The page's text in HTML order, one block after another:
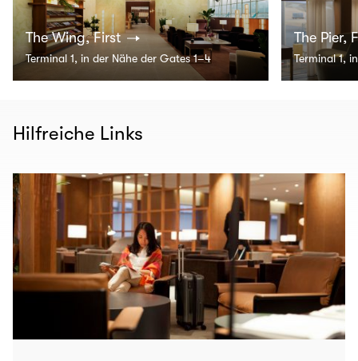
The Wing, First
Terminal 1, in der Nähe der Gates 1–4
The Pier,
Terminal 1,
Hilfreiche Links